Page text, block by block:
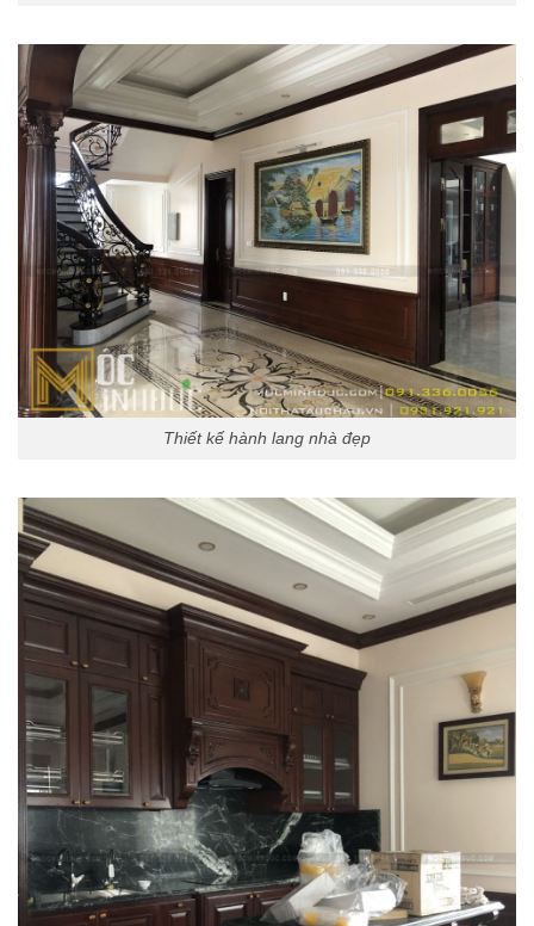
Thiết kế hành lang nhà đẹp